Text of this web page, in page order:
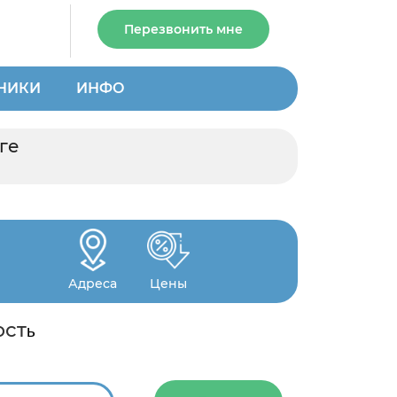
Перезвонить мне
ИНФО
Адреса Цены
ь